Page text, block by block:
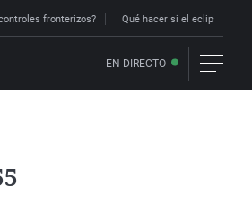
fronterizos? Qué hacer si el eclipse me
EN DIRECTO